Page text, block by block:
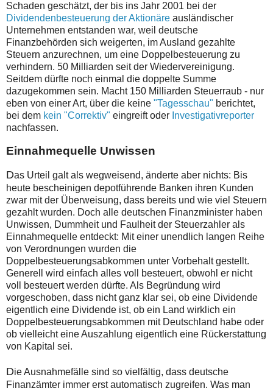
Schaden geschätzt, der bis ins Jahr 2001 bei der
Dividendenbesteuerung der Aktionäre ausländischer
Unternehmen entstanden war, weil deutsche
Finanzbehörden sich weigerten, im Ausland gezahlte
Steuern anzurechnen, um eine Doppelbesteuerung zu
verhindern. 50 Milliarden seit der Wiedervereinigung.
Seitdem dürfte noch einmal die doppelte Summe
dazugekommen sein. Macht 150 Milliarden Steuerraub - nur
eben von einer Art, über die keine "Tagesschau" berichtet,
bei dem kein "Correktiv" eingreift oder Investigativreporter
nachfassen.
Einnahmequelle Unwissen
Das Urteil galt als wegweisend, änderte aber nichts: Bis
heute bescheinigen depotführende Banken ihren Kunden
zwar mit der Überweisung, dass bereits und wie viel Steuern
gezahlt wurden. Doch alle deutschen Finanzminister haben
Unwissen, Dummheit und Faulheit der Steuerzahler als
Einnahmequelle entdeckt: Mit einer unendlich langen Reihe
von Verordnungen wurden die
Doppelbesteuerungsabkommen unter Vorbehalt gestellt.
Generell wird einfach alles voll besteuert, obwohl er nicht
voll besteuert werden dürfte. Als Begründung wird
vorgeschoben, dass nicht ganz klar sei, ob eine Dividende
eigentlich eine Dividende ist, ob ein Land wirklich ein
Doppelbesteuerungsabkommen mit Deutschland habe oder
ob vielleicht eine Auszahlung eigentlich eine Rückerstattung
von Kapital sei.
Die Ausnahmefälle sind so vielfältig, dass deutsche
Finanzämter immer erst automatisch zugreifen. Was man